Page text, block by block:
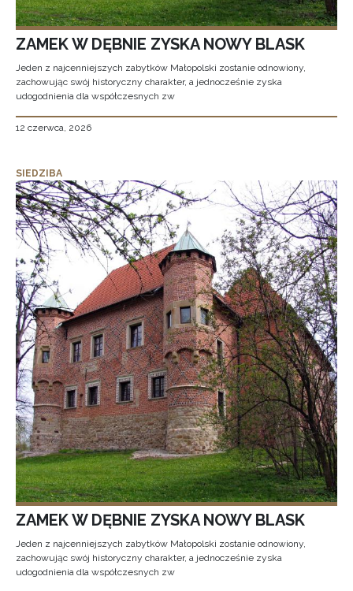
ZAMEK W DĘBNIE ZYSKA NOWY BLASK
Jeden z najcenniejszych zabytków Małopolski zostanie odnowiony,
zachowując swój historyczny charakter, a jednocześnie zyska
udogodnienia dla współczesnych zw
12 czerwca, 2026
SIEDZIBA
ZAMEK W DĘBNIE ZYSKA NOWY BLASK
Jeden z najcenniejszych zabytków Małopolski zostanie odnowiony,
zachowując swój historyczny charakter, a jednocześnie zyska
udogodnienia dla współczesnych zw